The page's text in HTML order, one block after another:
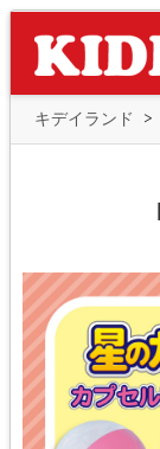
キデイランド >